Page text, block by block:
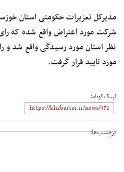
مدیرکل تعزیرات حکومتی استان
شرکت مورد اعتراض واقع شده که
نظر استان مورد رسیدگی واقع شد و
مورد تایید قرار گرفت.
لینک‌کوتاه:
برچسب‌ها: